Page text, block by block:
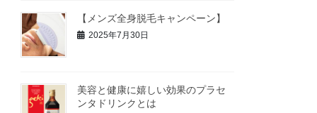
【メンズ全身脱毛キャンペーン】
2025年7月30日
美容と健康に嬉しい効果のプラセ
ンタドリンクとは